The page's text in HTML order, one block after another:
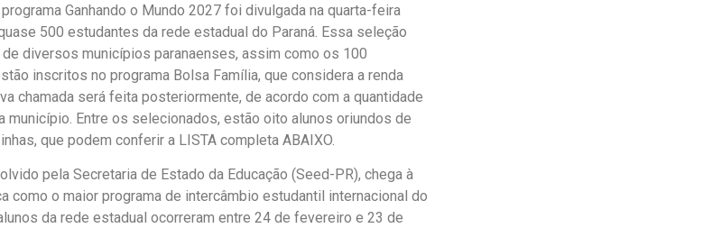
Ganhando o Mundo 2027 foi divulgada na quarta-feira
500 estudantes da rede estadual do Paraná. Essa seleção
diversos municípios paranaenses, assim como os 100
inscritos no programa Bolsa Família, que considera a renda
chamada será feita posteriormente, de acordo com a quantidade
município. Entre os selecionados, estão oito alunos oriundos de
que podem conferir a LISTA completa ABAIXO.
pela Secretaria de Estado da Educação (Seed-PR), chega à
como o maior programa de intercâmbio estudantil internacional do
da rede estadual ocorreram entre 24 de fevereiro e 23 de